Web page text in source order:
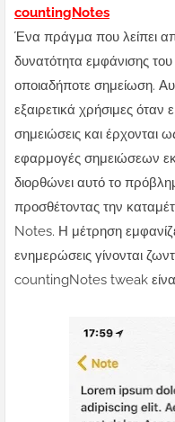
countingNotes
Ένα πράγμα που λείπει
δυνατότητα εμφάνισης
οποιαδήποτε σημείωση.
εξαιρετικά χρήσιμες
σημειώσεις και έρχονται
εφαρμογές σημειώσεων
διορθώνει αυτό το
προσθέτοντας την
Notes. Η μέτρηση
ενημερώσεις γίνονται
countingNotes tweak